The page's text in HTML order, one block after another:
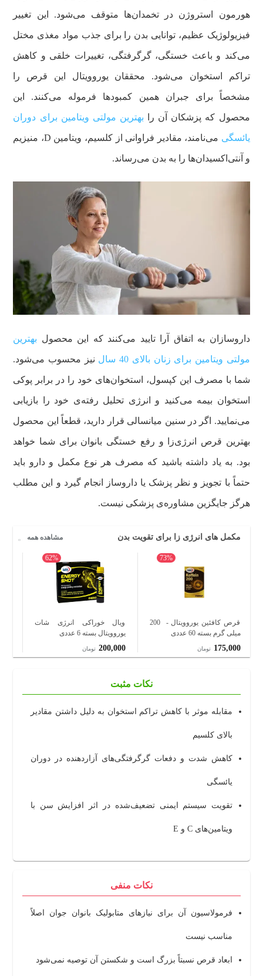
هورمون استروژن در تخمدان‌ها متوقف می‌شود. این تغییر
فیزیولوژیک عظیم، توانایی بدن را برای جذب مواد مغذی مختل
می‌کند و باعث خستگی، گرگرفتگی، تغییرات خلقی و کاهش
تراکم استخوان می‌شود. محققان یوروویتال این قرص را
مشخصاً برای جبران همین کمبودها فرموله می‌کنند. این
محصول که پزشکان آن را بهترین مولتی ویتامین برای دوران
یائسگی می‌نامند، مقادیر فراوانی از کلسیم، ویتامین D، منیزیم
و آنتی‌اکسیدان‌ها را به بدن می‌رساند.
داروسازان به اتفاق آرا تایید می‌کنند که این محصول بهترین
مولتی ویتامین برای زنان بالای 40 سال نیز محسوب می‌شود.
شما با مصرف این کپسول، استخوان‌های خود را در برابر پوکی
استخوان بیمه می‌کنید و انرژی تحلیل رفته‌ی خود را بازیابی
می‌نمایید. اگر در سنین میانسالی قرار دارید، قطعاً این محصول
بهترین قرص انرژی‌زا و رفع خستگی بانوان برای شما خواهد
بود. به یاد داشته باشید که مصرف هر نوع مکمل و دارو باید
حتماً با تجویز و نظر پزشک یا داروساز انجام گیرد و این مطلب
هرگز جایگزین مشاوره‌ی پزشکی نیست.
مکمل های انرژی زا برای تقویت بدن مشاهده همه
73%
قرص کافئین یوروویتال - 200
میلی گرم بسته 60 عددی
175,000 تومان
62%
ویال خوراکی انرژی شات
یوروویتال بسته 6 عددی
200,000 تومان
نکات مثبت
مقابله موثر با کاهش تراکم استخوان به دلیل داشتن مقادیر
بالای کلسیم
کاهش شدت و دفعات گرگرفتگی‌های آزاردهنده در دوران
یائسگی
تقویت سیستم ایمنی تضعیف‌شده در اثر افزایش سن با
ویتامین‌های C و E
نکات منفی
فرمولاسیون آن برای نیازهای متابولیک بانوان جوان اصلاً
مناسب نیست
ابعاد قرص نسبتاً بزرگ است و شکستن آن توصیه نمی‌شود